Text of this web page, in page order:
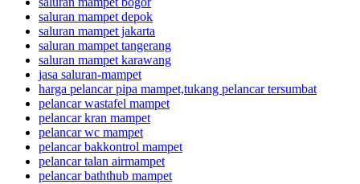
saluran mampet depok
saluran mampet jakarta
saluran mampet tangerang
saluran mampet karawang
jasa saluran-mampet
harga pelancar pipa mampet,tukang pelancar tersumbat
pelancar wastafel mampet
pelancar kran mampet
pelancar wc mampet
pelancar bakkontrol mampet
pelancar talan airmampet
pelancar baththub mampet